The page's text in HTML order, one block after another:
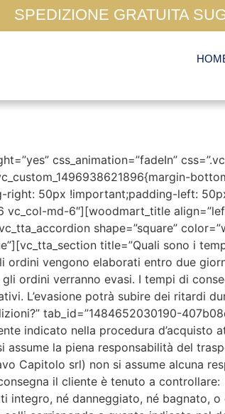
SPEDIZIONE GRATUITA
css_animation=”fadeIn”
right: 50px !important;padding-left:
md-6″][woodmart_title
shape=”square”
title=”Quali sono i
ordini vengono elaborati entro due
gli ordini verranno evasi. I tempi di
L’evasione potrà subire dei ritardi
tab_id=”1484652030190-
indicato nella procedura
assume la piena responsabilità del
Capitolo srl) non si assume alcuna
il cliente è tenuto a controllare:
integro, né danneggiato, né bagnato,